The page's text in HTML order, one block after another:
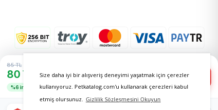
Size daha iyi bir alışveriş deneyimi yaşatmak için çerezler
kullanıyoruz. Petkatalog.com'u kullanarak çerezleri kabul
etmiş olursunuz. Gizlilik Sözleşmesini Okuyun
85 TL
80 TL
%6 indirim
− 1 + Sepete Ekle